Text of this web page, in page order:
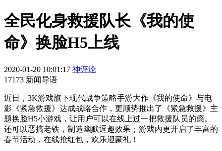
全民化身救援队长《我的使
命》换脸H5上线
2020-01-20 10:01:17 神评论
17173 新闻导语
近日，3K游戏旗下现代战争策略手游大作《我的使命》与电
影《紧急救援》达成战略合作，更顺势推出了《紧急救援》主
题换脸H5小游戏，让用户可以在线上过一把救援队员的瘾。
还可以恶搞老铁，制造幽默逗趣效果；游戏内更开启了丰富的
春节活动，在线抢红包，欢乐迎豪礼！